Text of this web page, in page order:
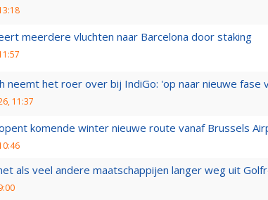
meerdere vluchten naar Barcelona door staking
neemt het roer over bij IndiGo: 'op naar nieuwe fase
11:37
komende winter nieuwe route vanaf Brussels
als veel andere maatschappijen langer weg uit